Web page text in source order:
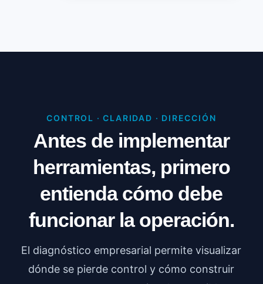
CONTROL · CLARIDAD · DIRECCIÓN
Antes de implementar
herramientas, primero
entienda cómo debe
funcionar la operación.
El diagnóstico empresarial permite visualizar
dónde se pierde control y cómo construir